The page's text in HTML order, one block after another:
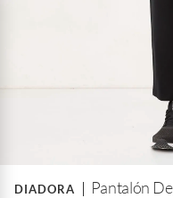
DIADORA Pantalón